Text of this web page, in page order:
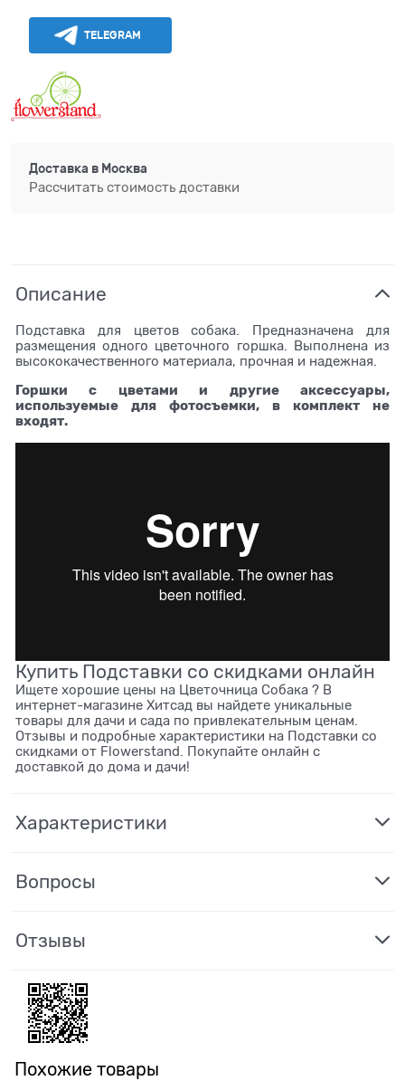
TELEGRAM
Доставка в Москва
Рассчитать стоимость доставки
Описание
Подставка для цветов собака. Предназначена для
размещения одного цветочного горшка. Выполнена из
высококачественного материала, прочная и надежная.
Горшки с цветами и другие аксессуары,
используемые для фотосъемки, в комплект не
входят.
Купить Подставки со скидками онлайн
Ищете хорошие цены на Цветочница Собака ? В
интернет-магазине Хитсад вы найдете уникальные
товары для дачи и сада по привлекательным ценам.
Отзывы и подробные характеристики на Подставки со
скидками от Flowerstand. Покупайте онлайн с
доставкой до дома и дачи!
Характеристики
Вопросы
Отзывы
Похожие товары